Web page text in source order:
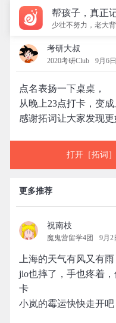
帮孩子，真正
少壮不努力，老大
考研大叔
2020考研Club 9月6
点名表扬一下桌桌，
从晚上23点打卡，变成
感谢拓词让大家发现更
打开［拓词
更多推荐
祝南枝
魔鬼营留学4团 9月2
上海的天气有风又有
jio也摔了，手也疼着
卡
小岚的霉运快快走开吧